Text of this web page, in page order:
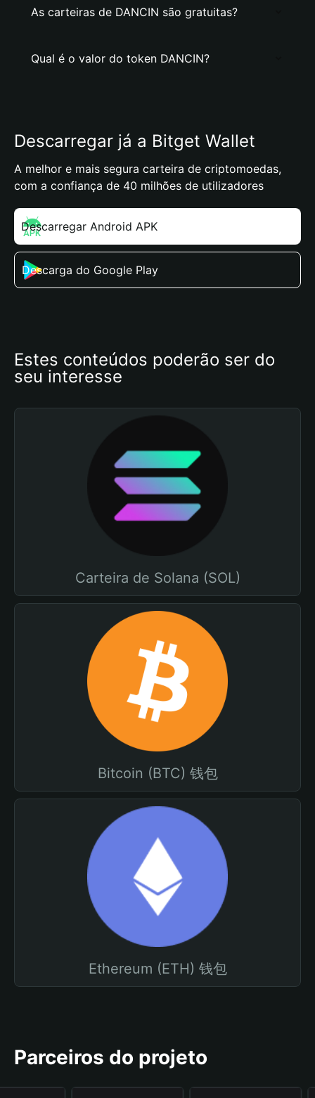
As carteiras de DANCIN são gratuitas?
Qual é o valor do token DANCIN?
Descarregar já a Bitget Wallet
A melhor e mais segura carteira de criptomoedas,
com a confiança de 40 milhões de utilizadores
Descarregar Android APK
Descarga do Google Play
Estes conteúdos poderão ser do
seu interesse
Carteira de Solana (SOL)
Bitcoin (BTC) 钱包
Ethereum (ETH) 钱包
Parceiros do projeto